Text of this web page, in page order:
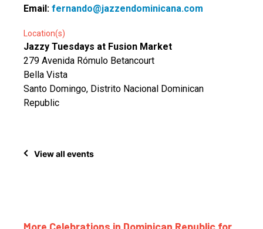
Email: fernando@jazzendominicana.com
Location(s)
Jazzy Tuesdays at Fusion Market
279 Avenida Rómulo Betancourt
Bella Vista
Santo Domingo, Distrito Nacional Dominican
Republic
View all events